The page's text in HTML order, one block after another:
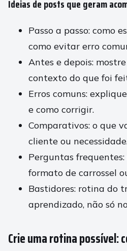
Ideias de posts que geram
Passo a passo: como
como evitar erro
Antes e depois:
contexto do que foi
Erros comuns:
e como corrigir.
Comparativos: o que
cliente ou
Perguntas
formato de carrossel
Bastidores: rotina do
aprendizado, não só
Crie uma rotina possível: